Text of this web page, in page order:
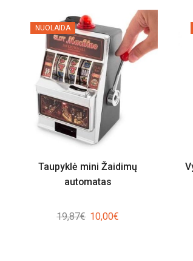
NUOLAIDA
Taupyklė mini Žaidimų
automatas
19,87€ Original
10,00€